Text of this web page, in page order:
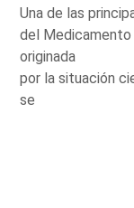
Una de las
del Medicamento
originada
por la situación
se